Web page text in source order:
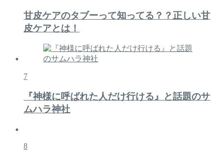
甘皮ケアのタブーって知ってる？？正しい甘
皮ケアとは！
7
『神様に呼ばれた人だけ行ける』と話題のサ
ムハラ神社
8